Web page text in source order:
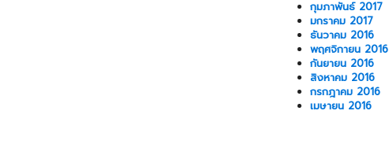
กุมภาพันธ์ 2017
มกราคม 2017
ธันวาคม 2016
พฤศจิกายน 2016
กันยายน 2016
สิงหาคม 2016
กรกฎาคม 2016
เมษายน 2016